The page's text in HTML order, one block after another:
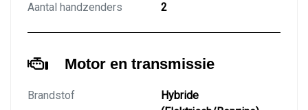
Aantal handzenders
2
Motor en transmissie
Brandstof
Hybride